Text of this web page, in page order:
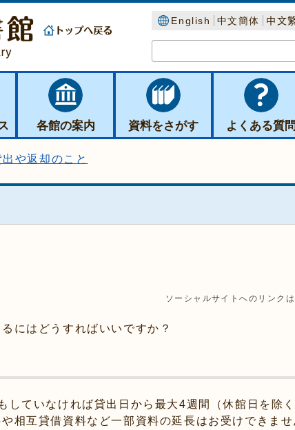
English 中文簡体 中文
各館の案内 資料をさがす よくある質問
出や返却のこと
ソーシャルサイトへのリンク
にはどうすればいいですか？
していなければ貸出日から最大4週間（休館日を除
相互貸借資料など一部資料の延長はお受けできませ